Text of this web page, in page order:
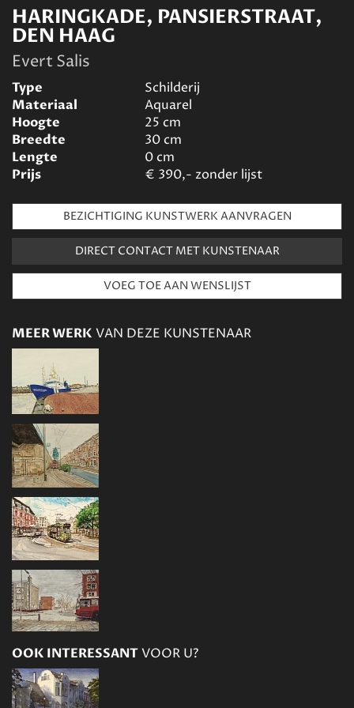
HARINGKADE, PANSIERSTRAAT,
DEN HAAG
Evert Salis
Type
Schilderij
Materiaal
Aquarel
Hoogte
25 cm
Breedte
30cm
Lengte
0cm
Prijs
€ 390,- zonder lijst
BEZICHTIGING KUNSTWERK AANVRAGEN
DIRECT CONTACT MET KUNSTENAAR
MEER WERK VAN DEZE KUNSTENAAR
OOK INTERESSANTVOOR U?